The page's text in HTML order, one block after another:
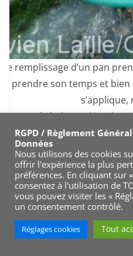
le remplissage d’un pan
prendre son temps et
s’applique,
En général quand
dans un sac à dos, je ne
m’encombrer d’un matériel
Qu’est ce
(ou roche
Dans cet article, il sera
RGPD / Règlement
Données
Nous utilisons des cookies
offrir l'expérience la plus
préférences. En cliquant sur
consentez à l'utilisation de
vous pouvez visiter les «
un consentement contrôlé.
Réglages cookies Tout